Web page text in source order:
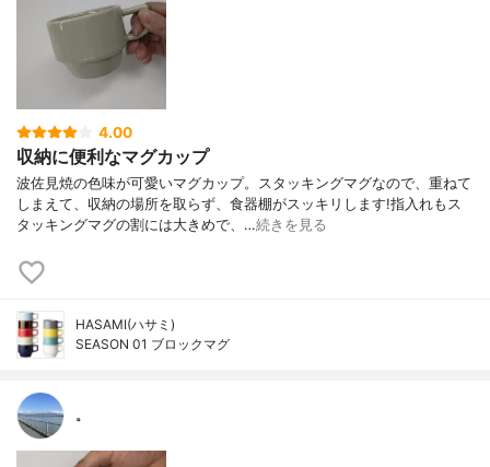
4.00
収納に便利なマグカップ
波佐見焼の色味が可愛いマグカップ。スタッキングマグなので、重ねて
しまえて、収納の場所を取らず、食器棚がスッキリします!指入れもス
タッキングマグの割には大きめで、…続きを見る
HASAMI(ハサミ)
SEASON 01 ブロックマグ
。